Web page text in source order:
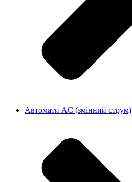
Автомати AC (змінний струм)